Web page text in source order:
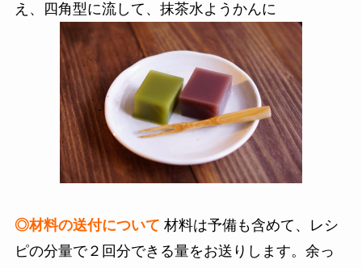
え、四角型に流して、抹茶水ようかんに
◎材料の送付について 材料は予備も含めて、レシ
ピの分量で２回分できる量をお送りします。余っ